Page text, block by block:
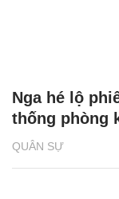
QUÂN SỰ
Nga hé lộ
thống phòng